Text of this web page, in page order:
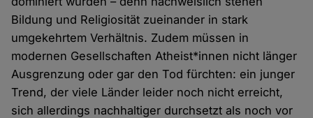
Bildung und Religiosität zueinander in stark
umgekehrtem Verhältnis. Zudem müssen in
modernen Gesellschaften Atheist*innen nicht länger
Ausgrenzung oder gar den Tod fürchten: ein junger
Trend, der viele Länder leider noch nicht erreicht,
sich allerdings nachhaltiger durchsetzt als noch vor